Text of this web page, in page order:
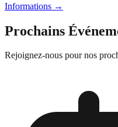
Informations →
Prochains
Rejoignez-nous pour nos